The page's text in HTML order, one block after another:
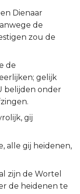
Dienaar
de
zou de
de
gelijk
belijden onder
gij
alle gij heidenen,
zijn de Wortel
de heidenen te